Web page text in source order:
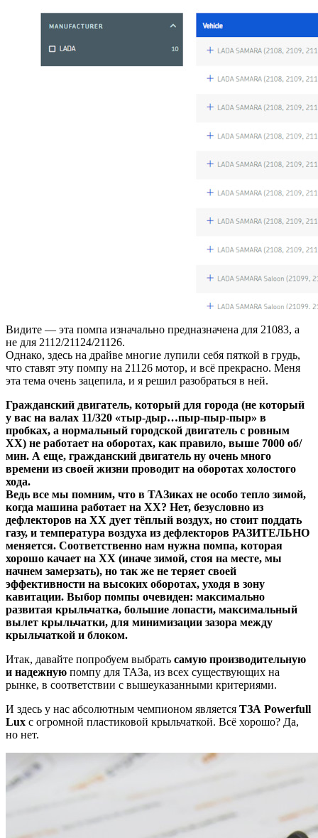
Видите — эта помпа изначально предназначена для 21083, а
не для 2112/21124/21126.
Однако, здесь на драйве многие лупили себя пяткой в грудь,
что ставят эту помпу на 21126 мотор, и всё прекрасно. Меня
эта тема очень зацепила, и я решил разобраться в ней.
Гражданский двигатель, который для города (не который
у вас на валах 11/320 «тыр-дыр…пыр-пыр-пыр» в
пробках, а нормальный городской двигатель с ровным
ХХ) не работает на оборотах, как правило, выше 7000 об/
мин. А еще, гражданский двигатель ну очень много
времени из своей жизни проводит на оборотах холостого
хода.
Ведь все мы помним, что в ТАЗиках не особо тепло зимой,
когда машина работает на ХХ? Нет, безусловно из
дефлекторов на ХХ дует тёплый воздух, но стоит поддать
газу, и температура воздуха из дефлекторов РАЗИТЕЛЬНО
меняется. Соответственно нам нужна помпа, которая
хорошо качает на ХХ (иначе зимой, стоя на месте, мы
начнем замерзать), но так же не теряет своей
эффективности на высоких оборотах, уходя в зону
кавитации. Выбор помпы очевиден: максимально
развитая крыльчатка, большие лопасти, максимальный
вылет крыльчатки, для минимизации зазора между
крыльчаткой и блоком.
Итак, давайте попробуем выбрать самую производительную
и надежную помпу для ТАЗа, из всех существующих на
рынке, в соответствии с вышеуказанными критериями.
И здесь у нас абсолютным чемпионом является ТЗА Powerfull
Lux с огромной пластиковой крыльчаткой. Всё хорошо? Да,
но нет.